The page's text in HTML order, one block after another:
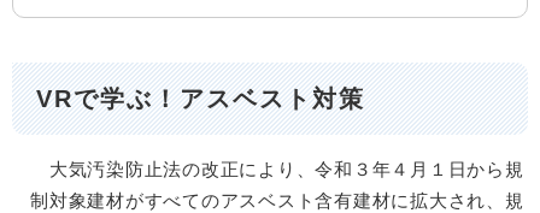
VRで学ぶ！アスベスト対策
大気汚染防止法の改正により、令和３年４月１日から規
制対象建材がすべてのアスベスト含有建材に拡大され、規